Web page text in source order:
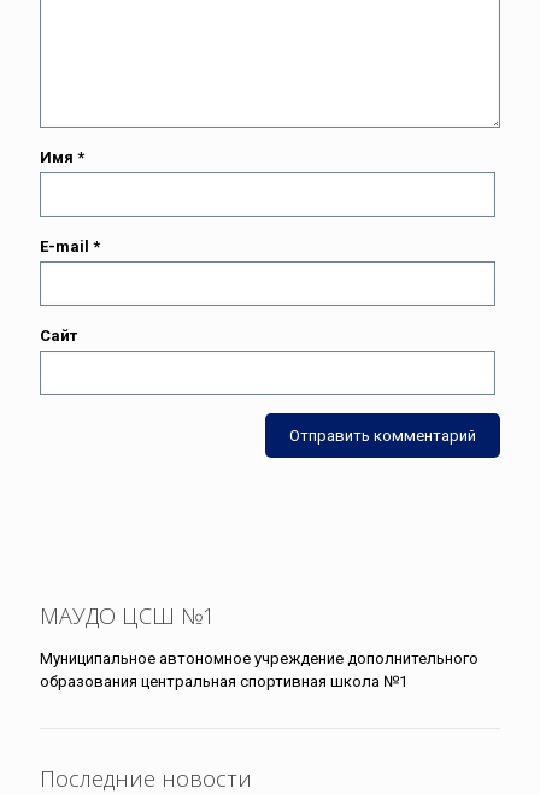
Имя *
E-mail *
Сайт
МАУДО ЦСШ №1
Муниципальное автономное учреждение дополнительного
образования центральная спортивная школа №1
Последние новости